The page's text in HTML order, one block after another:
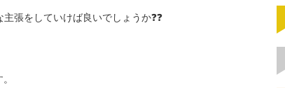
張をしていけば良いでしょうか❓❓